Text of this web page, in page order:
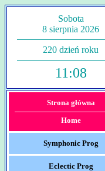
Sobota
8 sierpnia 2026
220 dzień roku
11:08
Strona główna
Home
Symphonic Prog
Eclectic Prog